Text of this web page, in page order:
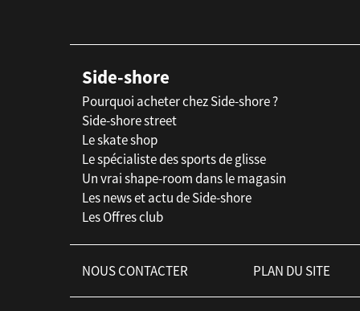
Side-shore
Pourquoi acheter chez Side-shore ?
Side-shore street
Le skate shop
Le spécialiste des sports de glisse
Un vrai shape-room dans le magasin
Les news et actu de Side-shore
Les Offres club
NOUS CONTACTER PLAN DU SITE